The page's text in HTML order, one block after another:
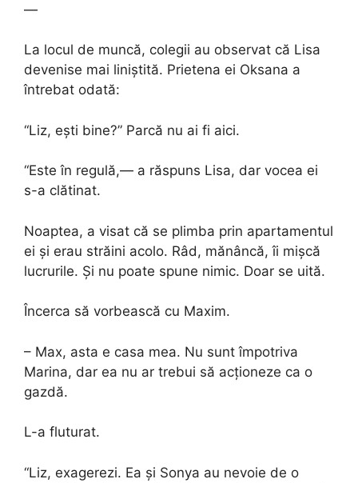
—
La locul de muncă, colegii au observat că Lisa
devenise mai liniștită. Prietena ei Oksana a
întrebat odată:
“Liz, ești bine?” Parcă nu ai fi aici.
“Este în regulă,— a răspuns Lisa, dar vocea ei
s-a clătinat.
Noaptea, a visat că se plimba prin apartamentul
ei și erau străini acolo. Râd, mănâncă, îi mișcă
lucrurile. Și nu poate spune nimic. Doar se uită.
Încerca să vorbească cu Maxim.
– Max, asta e casa mea. Nu sunt împotriva
Marina, dar ea nu ar trebui să acționeze ca o
gazdă.
L-a fluturat.
“Liz, exagerezi. Ea și Sonya au nevoie de o